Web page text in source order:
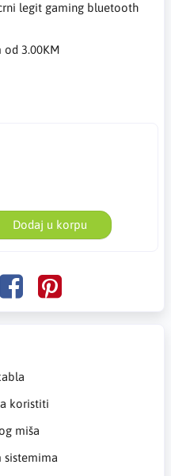
legit gaming bluetooth
3.00KM
Dodaj u korpu
koristiti
miša
sistemima